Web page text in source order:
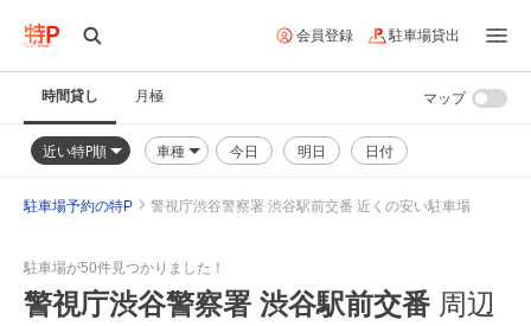
会員登録 駐車場貸出
時間貸し 月極
近い特P順 車種 今日 明日 日付
マップ
駐車場予約の特P 警視庁渋谷警察署 渋谷駅前交番 近くの安い駐車場
駐車場が50件見つかりました！
警視庁渋谷警察署 渋谷駅前交番 周辺